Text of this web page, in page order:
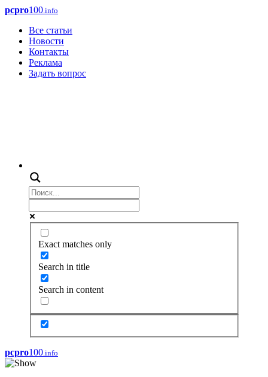
pcpro100.info
Все статьи
Новости
Контакты
Реклама
Задать вопрос
Exact matches only
Search in title
Search in content
pcpro100.info